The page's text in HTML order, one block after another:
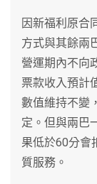
因新福利原合
方式與其餘兩
營運期內不向
票款收入預計
數值維持不變
定。但與兩巴
果低於60分會
質服務。